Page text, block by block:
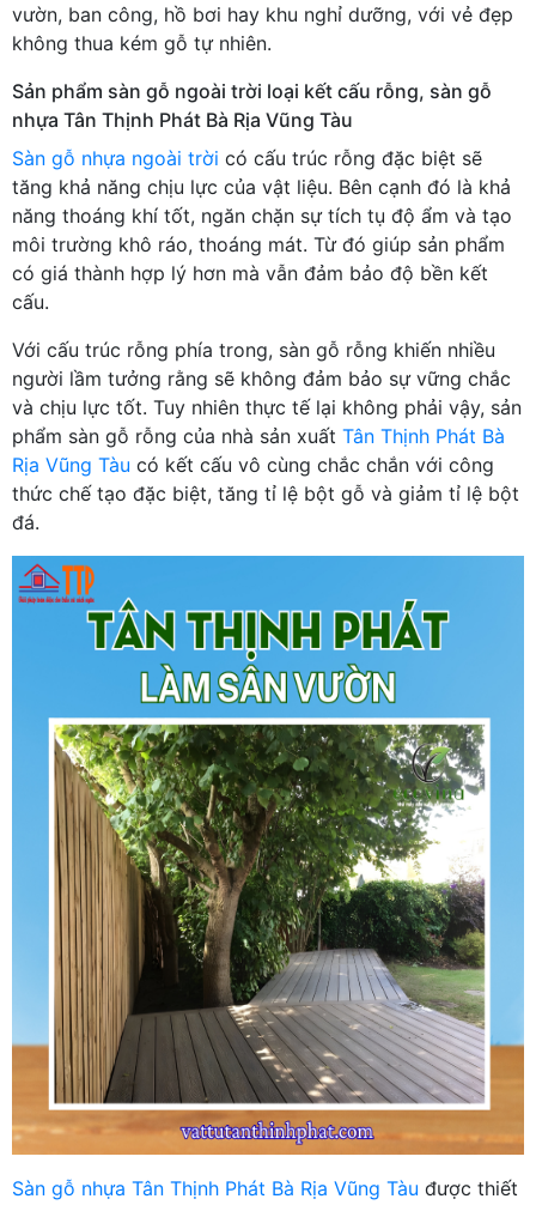
vườn, ban công, hồ bơi hay khu nghỉ dưỡng, với vẻ đẹp
không thua kém gỗ tự nhiên.
Sản phẩm sàn gỗ ngoài trời loại kết cấu rỗng, sàn gỗ
nhựa Tân Thịnh Phát Bà Rịa Vũng Tàu
Sàn gỗ nhựa ngoài trời có cấu trúc rỗng đặc biệt sẽ
tăng khả năng chịu lực của vật liệu. Bên cạnh đó là khả
năng thoáng khí tốt, ngăn chặn sự tích tụ độ ẩm và tạo
môi trường khô ráo, thoáng mát. Từ đó giúp sản phẩm
có giá thành hợp lý hơn mà vẫn đảm bảo độ bền kết
cấu.
Với cấu trúc rỗng phía trong, sàn gỗ rỗng khiến nhiều
người lầm tưởng rằng sẽ không đảm bảo sự vững chắc
và chịu lực tốt. Tuy nhiên thực tế lại không phải vậy, sản
phẩm sàn gỗ rỗng của nhà sản xuất Tân Thịnh Phát Bà
Rịa Vũng Tàu có kết cấu vô cùng chắc chắn với công
thức chế tạo đặc biệt, tăng tỉ lệ bột gỗ và giảm tỉ lệ bột
đá.
Sàn gỗ nhựa Tân Thịnh Phát Bà Rịa Vũng Tàu được thiết